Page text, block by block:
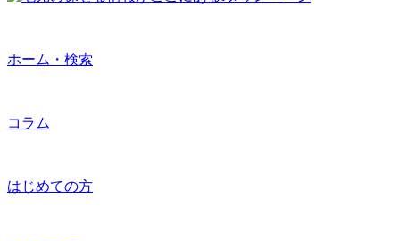
ホーム・検索
コラム
はじめての方